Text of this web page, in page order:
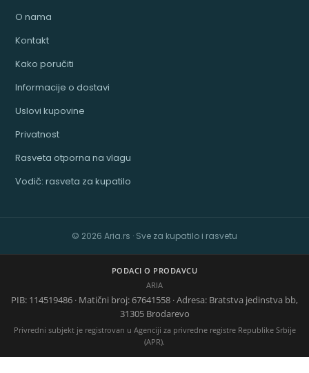
O nama
Kontakt
Kako poručiti
Informacije o dostavi
Uslovi kupovine
Privatnost
Rasveta otporna na vlagu
Vodič: rasveta za kupatilo
© 2026 Aria.rs · Sve za kupatilo i rasvetu
PODACI O PRODAVCU
ARIA
PIB: 114519486 · Matični broj: 67641558 · Adresa: Bratstva jedinstva bb,
31305 Brodarevo
Privredni subjekt je registrovan u Agenciji za privredne registre Republike Srbije
(APR).